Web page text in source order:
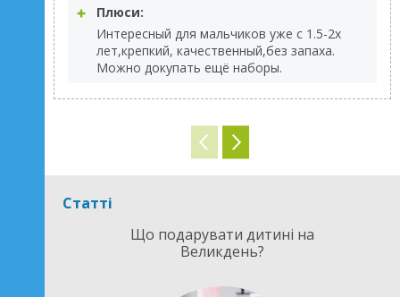
Плюси:
Интересный для мальчиков уже с 1.5-2х
лет,крепкий, качественный,без запаха.
Можно докупать ещё наборы.
Статті
Що подарувати дитині на
Великдень?